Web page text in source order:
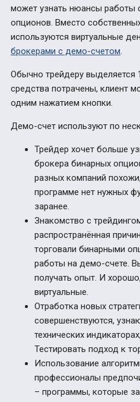
может узнать нюансы работы
опционов. Вместо
используются виртуальные
брокерами с демо-счетом
Обычно трейдеру выделяется
средства потрачены, клиент
одним нажатием кнопки.
Демо-счет используют по
Трейдер хочет больше
брокера бинарных
разных компаний
программе нет нужных
заранее.
Знакомство с
распространённая
торговали бинарными
работы на демо-счете.
получать опыт. И
виртуальные.
Отработка новых
совершенствуются,
технических
Тестировать подход к
Использование
профессионалы
– программы, которые